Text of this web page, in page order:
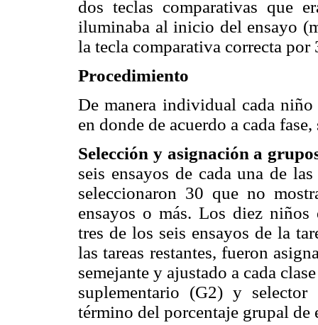
dos teclas comparativas que
iluminaba al inicio del ensayo
la tecla comparativa correcta por
Procedimiento
De manera individual cada
en donde de acuerdo a cada
Selección y asignación a
seis ensayos de cada una de
seleccionaron 30 que no
ensayos o más. Los diez niños
tres de los seis ensayos de la
las tareas restantes, fueron
semejante y ajustado a cada
suplementario (G2) y
término del porcentaje grupal de